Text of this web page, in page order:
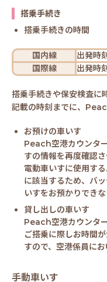
搭乗手続き
搭乗手続きの時間
国内線
出発時
国際線
出発時
搭乗手続きや保安検査に
記載の時刻までに、
お預けの車いす
Peach空港カウンタ
すの情報を再度確認さ
電動車いすに使用す
に該当するため、バ
いすをお預かりでき
貸し出しの車いす
Peach空港カウンタ
ご搭乗に際しお時間
すので、空港係員にお
手動車いす